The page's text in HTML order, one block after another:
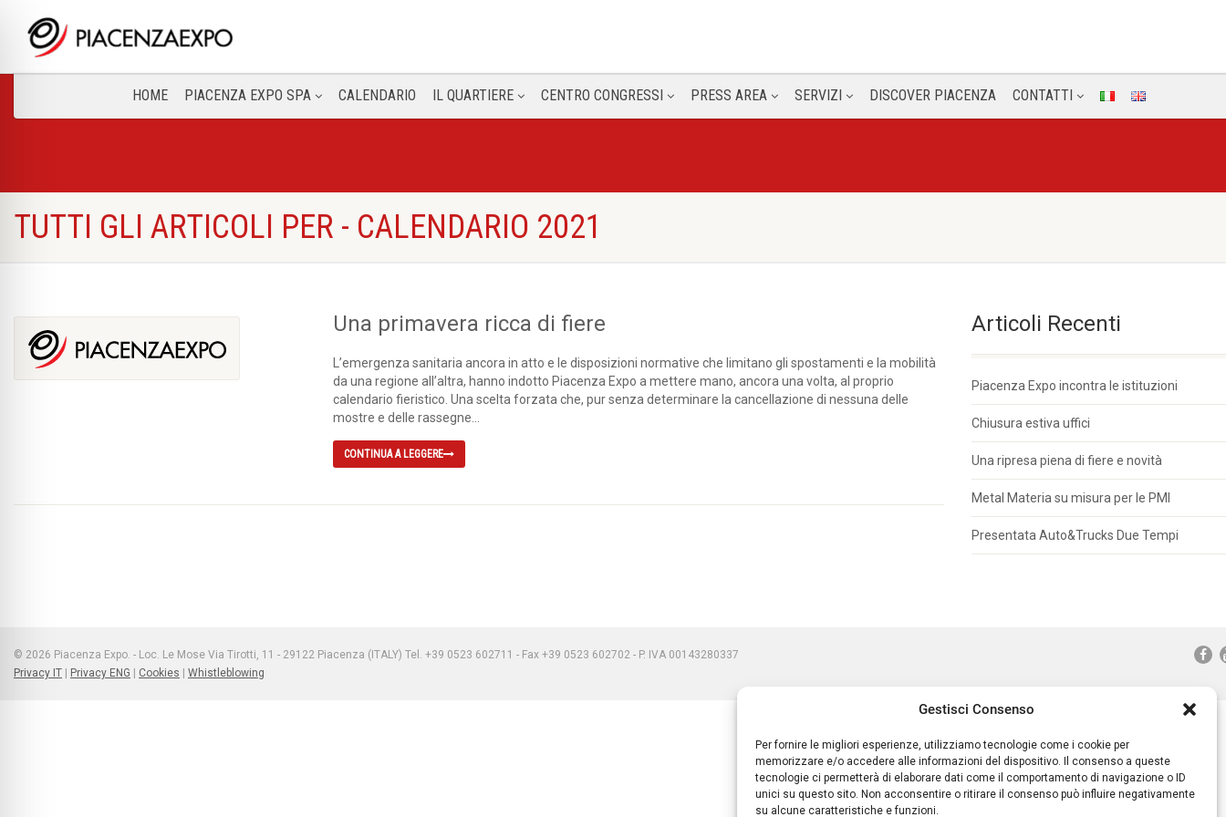
Gestisci Consenso
Per fornire le migliori esperienze, utilizziamo tecnologie come i cookie per
memorizzare e/o accedere alle informazioni del dispositivo. Il consenso a queste
tecnologie ci permetterà di elaborare dati come il comportamento di navigazione o ID
unici su questo sito. Non acconsentire o ritirare il consenso può influire negativamente
su alcune caratteristiche e funzioni.
HOME PIACENZA EXPO SPA CALENDARIO IL QUARTIERE CENTRO CONGRESSI PRESS AREA SERVIZI DISCOVER PIACENZA CONTATTI
TUTTI GLI ARTICOLI PER - CALENDARIO 2021
Una primavera ricca di fiere
L’emergenza sanitaria ancora in atto e le disposizioni normative che limitano gli spostamenti e la mobilità
da una regione all’altra, hanno indotto Piacenza Expo a mettere mano, ancora una volta, al proprio
calendario fieristico. Una scelta forzata che, pur senza determinare la cancellazione di nessuna delle
mostre e delle rassegne...
CONTINUA A LEGGERE
Articoli Recenti
Piacenza Expo incontra le istituzioni
Chiusura estiva uffici
Una ripresa piena di fiere e novità
Metal Materia su misura per le PMI
Presentata Auto&Trucks Due Tempi
© 2026 Piacenza Expo. - Loc. Le Mose Via Tirotti, 11 - 29122 Piacenza (ITALY) Tel. +39 0523 602711 - Fax +39 0523 602702 - P. IVA 00143280337
Privacy IT
Privacy ENG Cookies Whistleblowing